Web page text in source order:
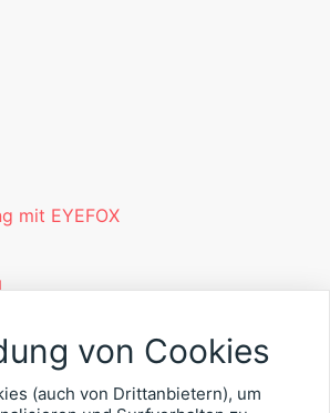
mit EYEFOX
Ihre Möglichkeiten
von Cookies
(auch von Drittanbietern), um